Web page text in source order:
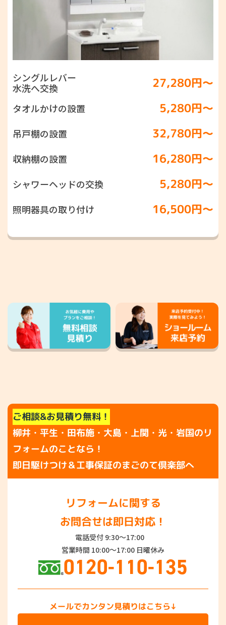
シングルレバー
水洗へ交換
27,280円〜
タオルかけの設置 5,280円〜
吊戸棚の設置 32,780円〜
収納棚の設置 16,280円〜
シャワーヘッドの交換 5,280円〜
照明器具の取り付け 16,500円〜
ご相談&お見積り無料！
柳井・平生・田布施・大島・上関・光・岩国のリ
フォームのことなら！
即日駆けつけ＆工事保証のまごのて倶楽部へ
リフォームに関する
お問合せは即日対応！
電話受付 9:30～17:00
営業時間 10:00～17:00 日曜休み
0120-110-135
メールでカンタン見積りはこちら↓